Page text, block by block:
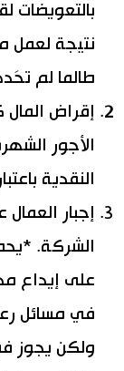
بالتعويضات
نتيجة لعمل
طالما لم
إقراض
الأجور
النقدية
إجبار
الشركة.
على إيداع
في مسائل
ولكن يجوز